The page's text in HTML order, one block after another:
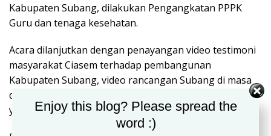
Kabupaten Subang, dilakukan Pengangkatan PPPK
Guru dan tenaga kesehatan.
Acara dilanjutkan dengan penayangan video testimoni
masyarakat Ciasem terhadap pembangunan
Kabupaten Subang, video rancangan Subang di masa
depan, dan video sambutan dari Wakil Bupati Subang
yang tengah melaksanakan ibadah haji.
Enjoy this blog? Please spread the
word :)